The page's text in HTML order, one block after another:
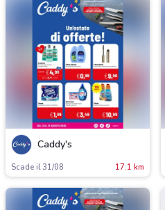
Caddy's
Scade il 31/08 17.1 km